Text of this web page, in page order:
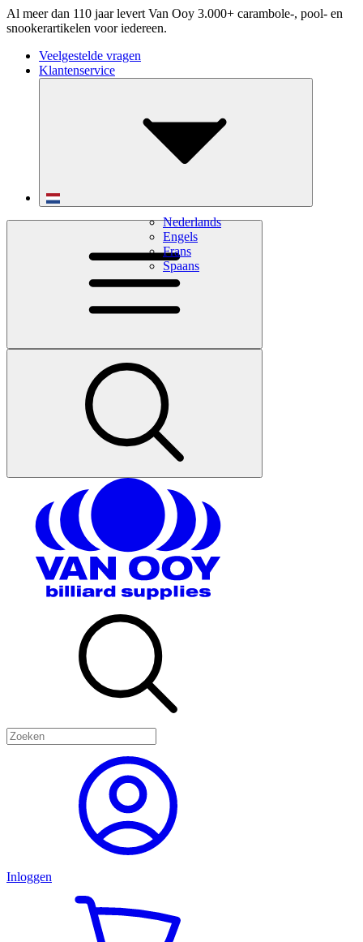
Al meer dan 110 jaar levert Van Ooy 3.000+ carambole-, pool- en
snookerartikelen voor iedereen.
Veelgestelde vragen
Klantenservice
Nederlands
Engels
Frans
Spaans
Inloggen